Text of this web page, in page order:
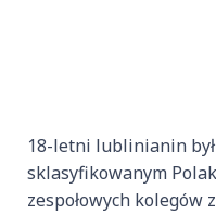
18-letni lublinianin
sklasyfikowanym
zespołowych kolegów